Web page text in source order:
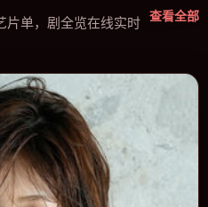
片单，剧全览在线实时 查看全部